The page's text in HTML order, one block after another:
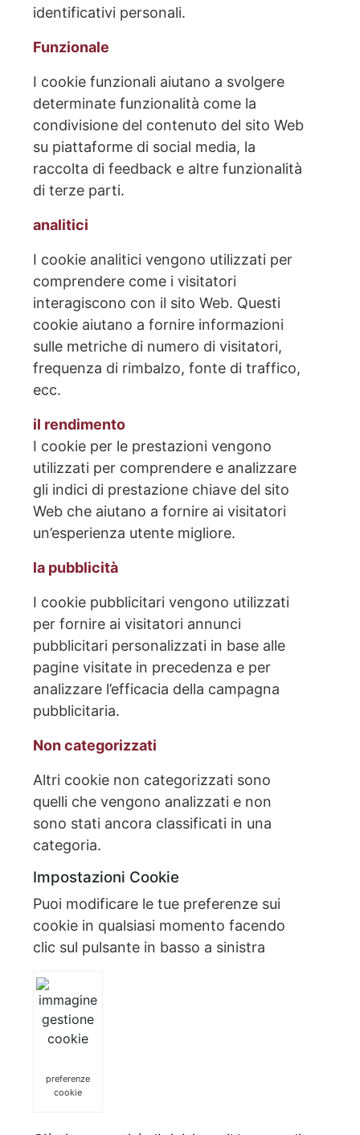
identificativi personali.
Funzionale
I cookie funzionali aiutano a svolgere
determinate funzionalità come la
condivisione del contenuto del sito Web
su piattaforme di social media, la
raccolta di feedback e altre funzionalità
di terze parti.
analitici
I cookie analitici vengono utilizzati per
comprendere come i visitatori
interagiscono con il sito Web. Questi
cookie aiutano a fornire informazioni
sulle metriche di numero di visitatori,
frequenza di rimbalzo, fonte di traffico,
ecc.
il rendimento
I cookie per le prestazioni vengono
utilizzati per comprendere e analizzare
gli indici di prestazione chiave del sito
Web che aiutano a fornire ai visitatori
un’esperienza utente migliore.
la pubblicità
I cookie pubblicitari vengono utilizzati
per fornire ai visitatori annunci
pubblicitari personalizzati in base alle
pagine visitate in precedenza e per
analizzare l’efficacia della campagna
pubblicitaria.
Non categorizzati
Altri cookie non categorizzati sono
quelli che vengono analizzati e non
sono stati ancora classificati in una
categoria.
Impostazioni Cookie
Puoi modificare le tue preferenze sui
cookie in qualsiasi momento facendo
clic sul pulsante in basso a sinistra
preferenze
cookie